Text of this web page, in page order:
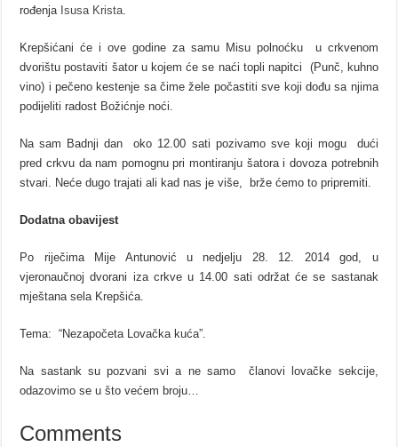
rođenja Isusa Krista.
Krepšićani će i ove godine za samu Misu polnoćku u crkvenom
dvorištu postaviti šator u kojem će se naći topli napitci (Punč, kuhno
vino) i pečeno kestenje sa čime žele počastiti sve koji dođu sa njima
podijeliti radost Božićnje noći.
Na sam Badnji dan oko 12.00 sati pozivamo sve koji mogu dući
pred crkvu da nam pomognu pri montiranju šatora i dovoza potrebnih
stvari. Neće dugo trajati ali kad nas je više, brže ćemo to pripremiti.
Dodatna obavijest
Po riječima Mije Antunović u nedjelju 28. 12. 2014 god, u
vjeronaučnoj dvorani iza crkve u 14.00 sati održat će se sastanak
mještana sela Krepšića.
Tema: “Nezapočeta Lovačka kuća”.
Na sastank su pozvani svi a ne samo članovi lovačke sekcije,
odazovimo se u što većem broju…
Comments